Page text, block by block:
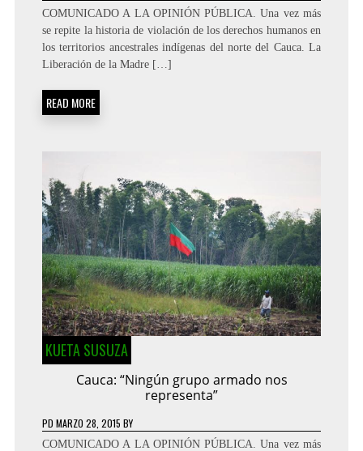
COMUNICADO A LA OPINIÓN PÚBLICA. Una vez más
se repite la historia de violación de los derechos humanos en
los territorios ancestrales indígenas del norte del Cauca. La
Liberación de la Madre […]
READ MORE
KUETA SUSUZA
Cauca: “Ningún grupo armado nos
representa”
PD MARZO 28, 2015 BY
COMUNICADO A LA OPINIÓN PÚBLICA. Una vez más